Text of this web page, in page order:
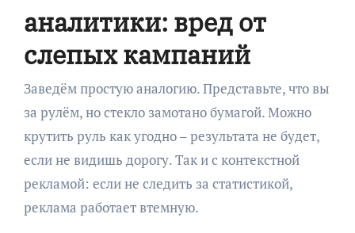
аналитики: вред от
слепых кампаний
Заведём простую аналогию. Представьте, что вы
за рулём, но стекло замотано бумагой. Можно
крутить руль как угодно – результата не будет,
если не видишь дорогу. Так и с контекстной
рекламой: если не следить за статистикой,
реклама работает втемную.